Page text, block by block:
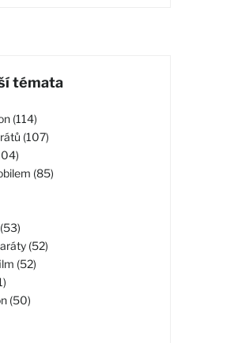
témata
(114)
(107)
(85)
(52)
(52)
(50)